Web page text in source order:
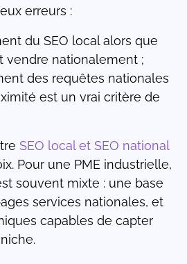
erreurs :
du SEO local alors que
vendre nationalement ;
des requêtes nationales
est un vrai critère de
SEO local et SEO national
Pour une PME industrielle,
souvent mixte : une base
services nationales, et
capables de capter